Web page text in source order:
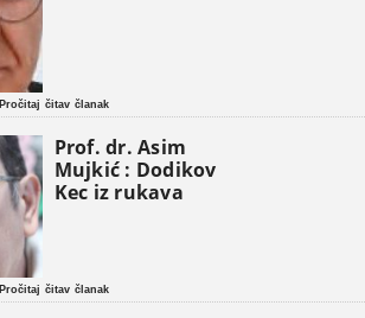
Pročitaj čitav članak
Prof. dr. Asim
Mujkić : Dodikov
Kec iz rukava
Pročitaj čitav članak